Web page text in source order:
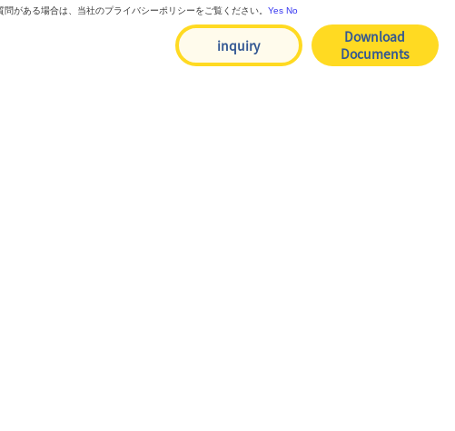
inquiry
Download
Documents
がある場合は、当社のプライバシーポリシーをご覧ください。 Yes No